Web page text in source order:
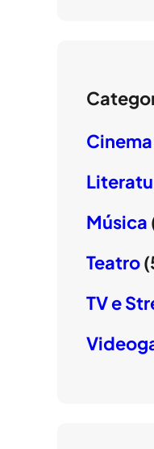
Cinema
Música
Teatro
TV e